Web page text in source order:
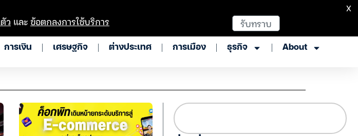
การเงิน เศรษฐกิจ ต่างประเทศ การเมือง ธุรกิจ About
ว และข้อตกลงการใช้บริการ รับทราบ
X